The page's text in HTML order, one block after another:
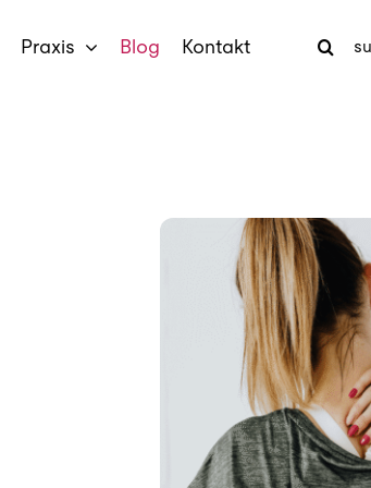
Praxis Blog Kontakt
for: